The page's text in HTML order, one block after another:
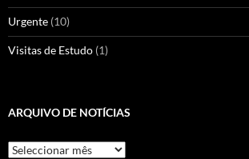
Urgente (10)
Visitas de Estudo (1)
ARQUIVO DE NOTÍCIAS
Arquivo